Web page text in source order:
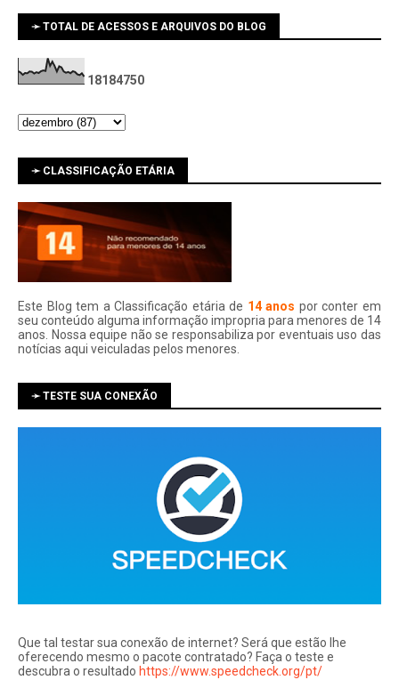
➛ TOTAL DE ACESSOS E ARQUIVOS DO BLOG
1 81 84750
➛ CLASSIFICAÇÃO ETÁRIA
Este Blog tem a Classificação etária de 14 anos por conter em
seu conteúdo alguma informação impropria para menores de 14
anos. Nossa equipe não se responsabiliza por eventuais uso das
notí­cias aqui veiculadas pelos menores.
➛ TESTE SUA CONEXÃO
Que tal testar sua conexão de internet? Será que estão lhe
oferecendo mesmo o pacote contratado? Faça o teste e
descubra o resultado https://www.speedcheck.org/pt/